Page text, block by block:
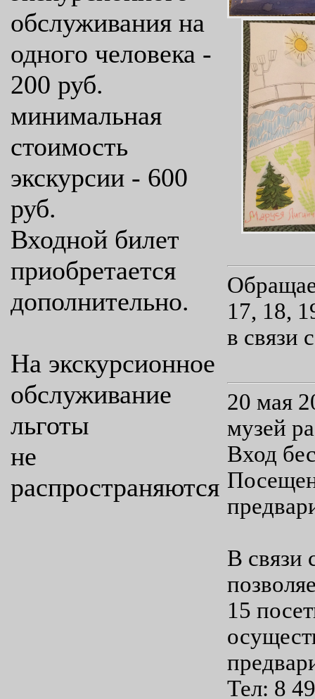
обслуживания на
одного человека -
200 руб.
минимальная
стоимость
экскурсии - 600
руб.
Входной билет
приобретается
дополнительно.
На экскурсионное
обслуживание
льготы
не
распространяются
17, 18,
в связи
20 мая
музей
Вход
В связи
15
Тел: 8